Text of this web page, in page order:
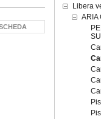
Libera
ARIA